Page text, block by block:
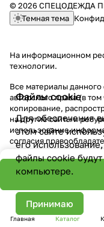
Главная Каталог
Файлы cookie
Для обеспечения
этом сайте
его
файлы cookie
компьютере.
Принимаю
© 2026 СПЕЦОДЕЖДА
Темная тема
На информационном
технологии.
Все материалы
авторского права (в
копирование,
на другие сайты и
использование
согласия